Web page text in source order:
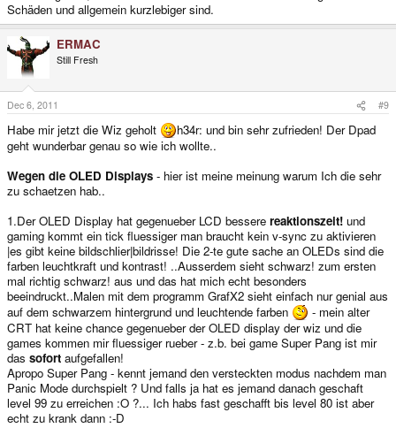
Schäden und allgemein kurzlebiger sind.
ERMAC
Still Fresh
Dec 6, 2011 #9
Habe mir jetzt die Wiz geholt
h34r: und bin sehr zufrieden! Der Dpad
geht wunderbar genau so wie ich wollte..
Wegen die OLED Displays - hier ist meine meinung warum Ich die sehr
zu schaetzen hab..
1.Der OLED Display hat gegenueber LCD bessere reaktionszeit! und
gaming kommt ein tick fluessiger man braucht kein v-sync zu aktivieren
|es gibt keine bildschlier|bildrisse! Die 2-te gute sache an OLEDs sind die
farben leuchtkraft und kontrast! ..Ausserdem sieht schwarz! zum ersten
mal richtig schwarz! aus und das hat mich echt besonders
beeindruckt..Malen mit dem programm GrafX2 sieht einfach nur genial aus
auf dem schwarzem hintergrund und leuchtende farben
- mein alter
CRT hat keine chance gegenueber der OLED display der wiz und die
games kommen mir fluessiger rueber - z.b. bei game Super Pang ist mir
das sofort aufgefallen!
Apropo Super Pang - kennt jemand den versteckten modus nachdem man
Panic Mode durchspielt ? Und falls ja hat es jemand danach geschaft
level 99 zu erreichen :O ?... Ich habs fast geschafft bis level 80 ist aber
echt zu krank dann :-D